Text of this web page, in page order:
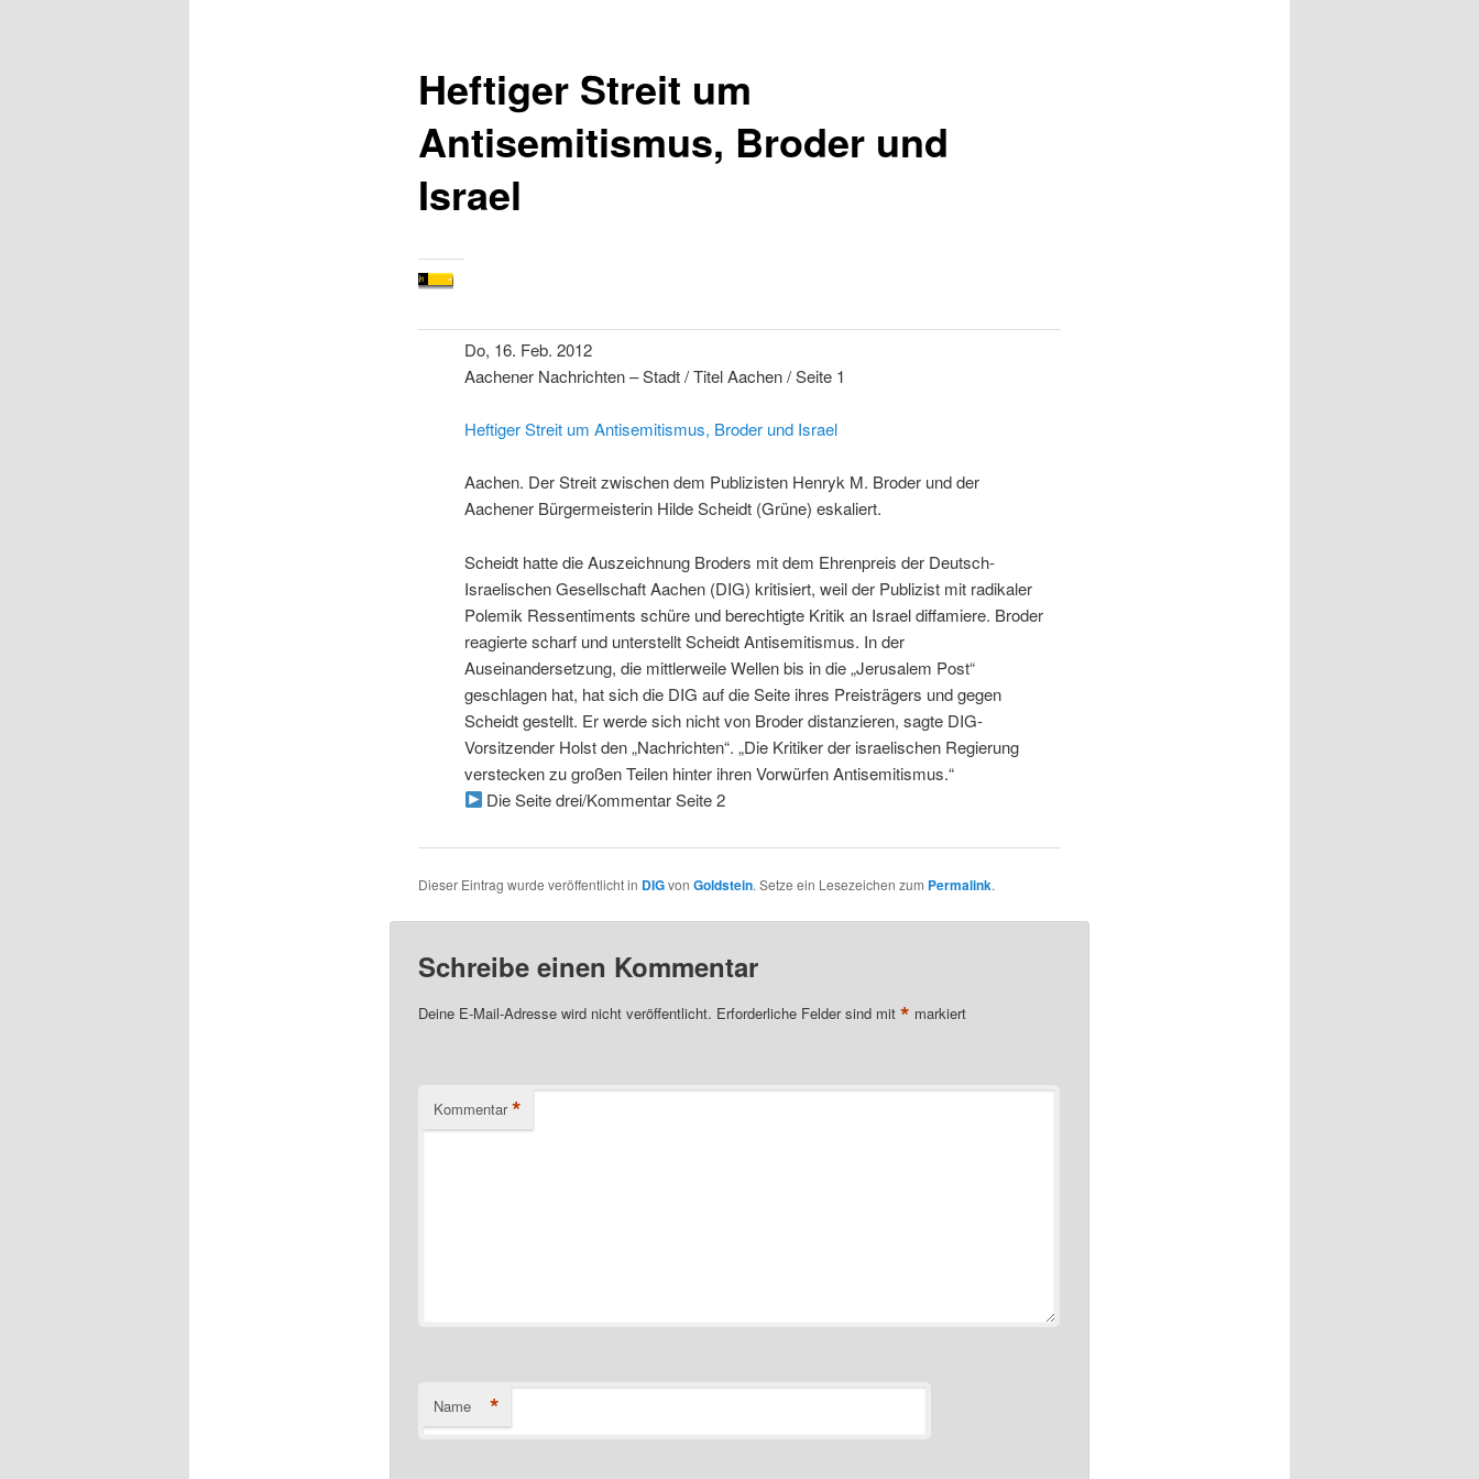
Heftiger Streit um
Antisemitismus, Broder und
Israel
Do, 16. Feb. 2012
Aachener Nachrichten – Stadt / Titel Aachen / Seite 1
Heftiger Streit um Antisemitismus, Broder und Israel
Aachen. Der Streit zwischen dem Publizisten Henryk M. Broder und der
Aachener Bürgermeisterin Hilde Scheidt (Grüne) eskaliert.
Scheidt hatte die Auszeichnung Broders mit dem Ehrenpreis der Deutsch-
Israelischen Gesellschaft Aachen (DIG) kritisiert, weil der Publizist mit radikaler
Polemik Ressentiments schüre und berechtigte Kritik an Israel diffamiere. Broder
reagierte scharf und unterstellt Scheidt Antisemitismus. In der
Auseinandersetzung, die mittlerweile Wellen bis in die „Jerusalem Post“
geschlagen hat, hat sich die DIG auf die Seite ihres Preisträgers und gegen
Scheidt gestellt. Er werde sich nicht von Broder distanzieren, sagte DIG-
Vorsitzender Holst den „Nachrichten“. „Die Kritiker der israelischen Regierung
verstecken zu großen Teilen hinter ihren Vorwürfen Antisemitismus.“
Die Seite drei/Kommentar Seite 2
Dieser Eintrag wurde veröffentlicht in DIGvon Goldstein. Setze ein Lesezeichen zum Permalink.
Schreibe einen Kommentar
Deine E-Mail-Adresse wird nicht veröffentlicht. Erforderliche Felder sind mit * markiert
Kommentar *
Name *